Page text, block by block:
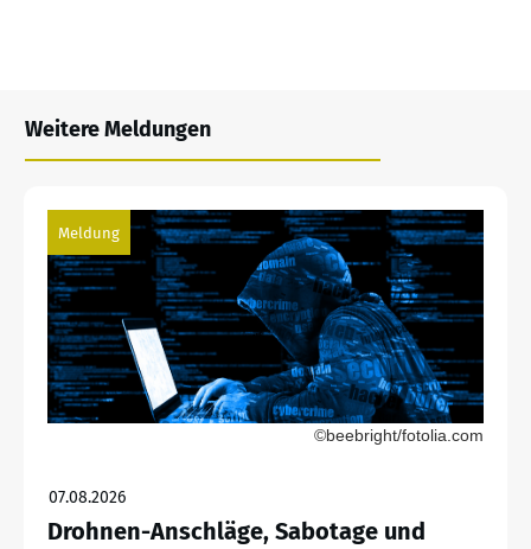
Weitere Meldungen
Meldung
©beebright/fotolia.com
07.08.2026
Drohnen-Anschläge, Sabotage und